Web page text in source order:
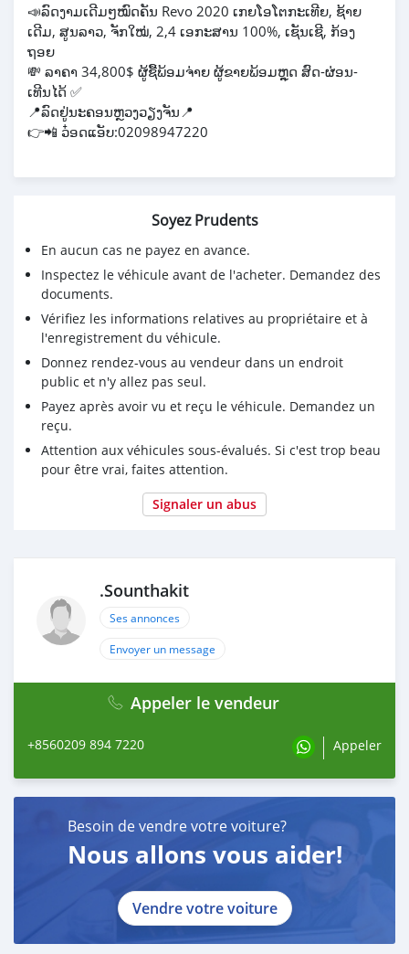
📣ລົດງາມເດີມໆໝົດຄັນ Revo 2020 ເກຍໂອໂຕກະເທີຍ, ຊ້າຍ
ເດີມ, ສູນລາວ, ຈັກໃໝ່, 2,4 ເອກະສານ 100%, ເຊັນເຊີ, ກ້ອງ
ຖອຍ
💸 ລາຄາ 34,800$ ຜູ້ຊື້ພ້ອມຈ່າຍ ຜູ້ຂາຍພ້ອມຫຼຸດ ສົດ-ຜ່ອນ-
ເທີນໄດ້ ✅
📍ລົດຢູ່ນະຄອນຫຼວງວຽງຈັນ📍
👉📲 ວ໋ອດແອັບ:02098947220
Soyez Prudents
En aucun cas ne payez en avance.
Inspectez le véhicule avant de l'acheter. Demandez des
documents.
Vérifiez les informations relatives au propriétaire et à
l'enregistrement du véhicule.
Donnez rendez-vous au vendeur dans un endroit
public et n'y allez pas seul.
Payez après avoir vu et reçu le véhicule. Demandez un
reçu.
Attention aux véhicules sous-évalués. Si c'est trop beau
pour être vrai, faites attention.
Signaler un abus
.Sounthakit
Ses annonces
Envoyer un message
Appeler le vendeur
+8560209 894 7220 Appeler
Besoin de vendre votre voiture?
Nous allons vous aider!
Vendre votre voiture